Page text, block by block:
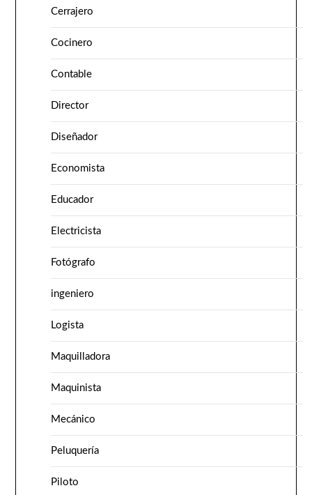
Cerrajero
Cocinero
Contable
Director
Diseñador
Economista
Educador
Electricista
Fotógrafo
ingeniero
Logista
Maquilladora
Maquinista
Mecánico
Peluquería
Piloto